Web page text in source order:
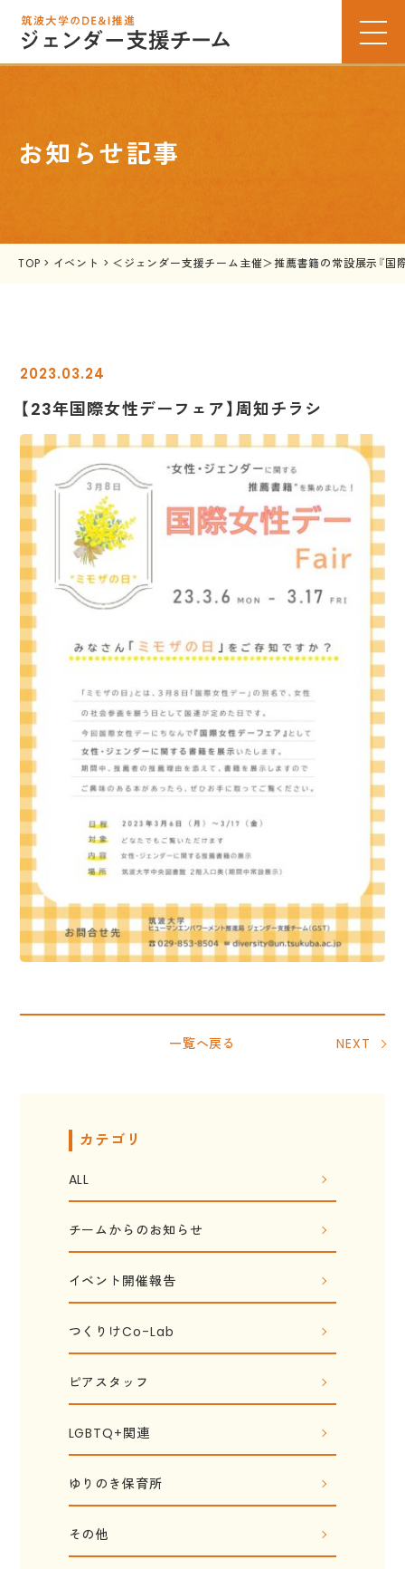
お知らせ記事
TOP > イベント > ＜ジェンダー支援チーム主催＞推薦書籍の常設展示『国
2023.03.24
【23年国際女性デーフェア】周知チラシ
一覧へ戻る NEXT
カテゴリ
ALL
チームからのお知らせ
イベント開催報告
つくりけCo-Lab
ピアスタッフ
LGBTQ+関連
ゆりのき保育所
その他